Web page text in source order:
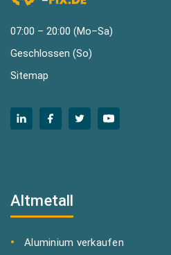
07:00 – 20:00 (Mo–Sa)
Geschlossen (So)
Sitemap
Altmetall
Aluminium verkaufen